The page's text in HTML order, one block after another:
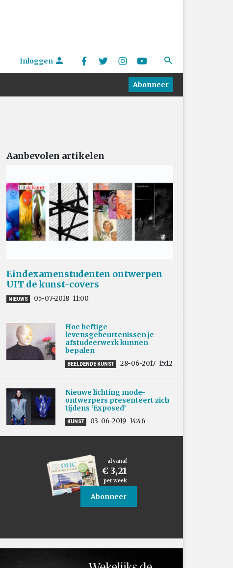
Inloggen
Abonneer
Aanbevolen artikelen
Eindexamenstudenten ontwerpen
UIT de kunst-covers
NIEUWS 05-07-2018 11:00
Hoe heftige
levensgebeurtenissen je
afstudeerwerk kunnen
bepalen
BEELDENDE KUNST 28-06-2017 15:12
Nieuwe lichting mode-
ontwerpers presenteert zich
tijdens ‘Exposed’
KUNST 03-06-2019 14:46
al vanaf
€ 3,21
per week
Abonneer